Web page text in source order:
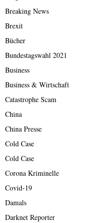
Breaking News
Brexit
Bücher
Bundestagswahl 2021
Business
Business & Wirtschaft
Catastrophe Scam
China
China Presse
Cold Case
Cold Case
Corona Kriminelle
Covid-19
Damals
Darknet Reporter